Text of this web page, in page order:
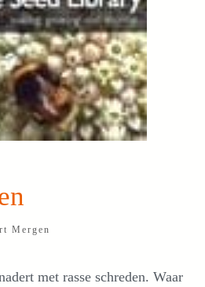
Mergen
met rasse schreden. Waar